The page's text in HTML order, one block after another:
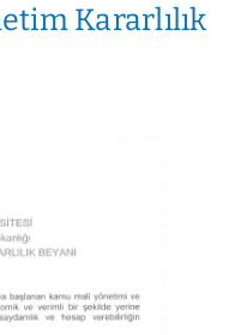
Kararlılık